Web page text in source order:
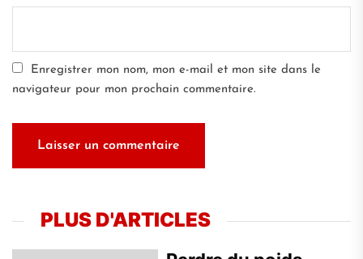
Enregistrer mon nom, mon e-mail et mon site dans le
navigateur pour mon prochain commentaire.
PLUS D'ARTICLES